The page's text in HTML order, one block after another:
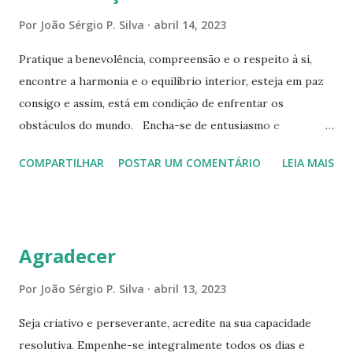
crie soluções inovadoras e inusitadas, saia do óbvio,
criatividade é a chave da superação! Tenha autoconfiança e
atitudes pertinentes, realize o seu melhor e transforme o
impossível em realidade, faça-o acontecer! Busque
identifique a fragilidade de...
Por João Sérgio P. Silva abril 14, 2023
Pratique a benevolência, compreensão e o respeito à si,
encontre a harmonia e o equilíbrio interior, esteja em paz
consigo e assim, está em condição de enfrentar os
obstáculos do mundo. Encha-se de entusiasmo e
melhoram a autoestima e te habilita a enfrentar com uma
necessárias para ser um vencedor. Acredite! Logo, seja um
atitudes coerentes, em tudo há energia, essa é a linguagem
que o universo compreende e aceita. Seja o que for há um
COMPARTILHAR POSTAR UM COMENTÁRIO LEIA MAIS
Agradecer
Por João Sérgio P. Silva abril 13, 2023
Seja criativo e perseverante, acredite na sua capacidade
resolutiva. Empenhe-se integralmente todos os dias e